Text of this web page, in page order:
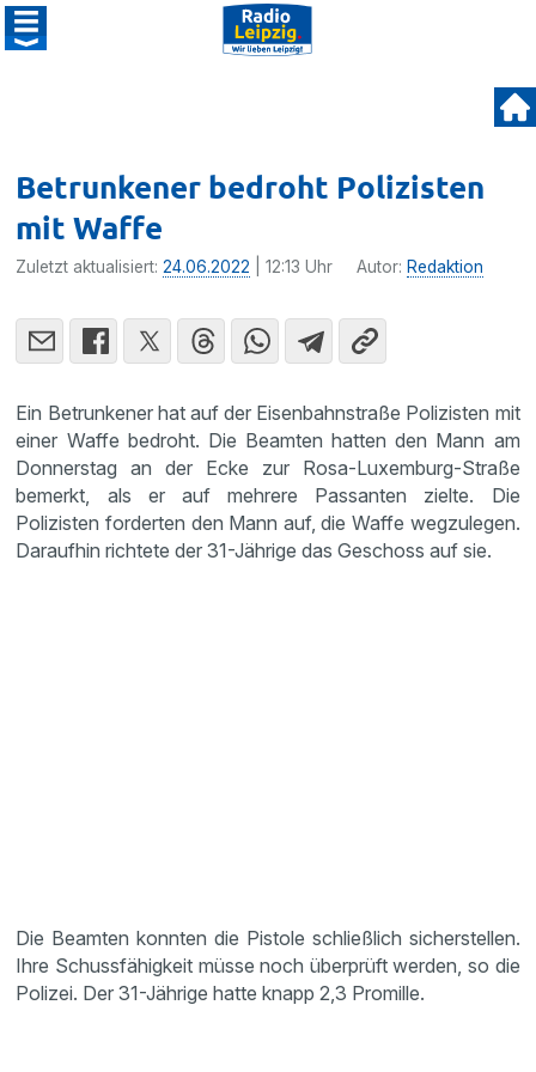
Betrunkener bedroht Polizisten
mit Waffe
Zuletzt aktualisiert:24.06.2022 | 12:13 Uhr Autor: Redaktion
Ein Betrunkener hat auf der Eisenbahnstraße Polizisten mit
einer Waffe bedroht. Die Beamten hatten den Mann am
Donnerstag an der Ecke zur Rosa-Luxemburg-Straße
bemerkt, als er auf mehrere Passanten zielte. Die
Polizisten forderten den Mann auf, die Waffe wegzulegen.
Daraufhin richtete der 31-Jährige das Geschoss auf sie.
Die Beamten konnten die Pistole schließlich sicherstellen.
Ihre Schussfähigkeit müsse noch überprüft werden, so die
Polizei. Der 31-Jährige hatte knapp 2,3 Promille.